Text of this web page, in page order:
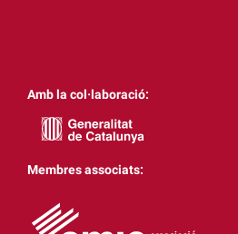
Amb la col·laboració:
Membres associats: